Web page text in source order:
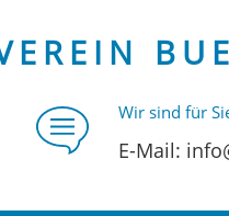
Wir sind für
E-Mail: